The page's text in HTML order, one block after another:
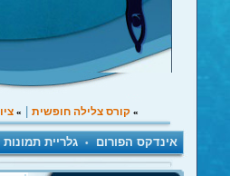
» קורס צלילה חופשית |
»
אינדקס הפורום • גלריית תמונות